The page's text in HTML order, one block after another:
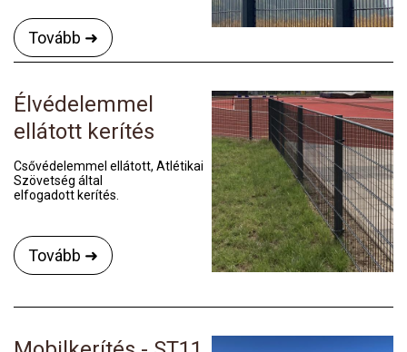
Tovább ➜
Élvédelemmel
ellátott kerítés
Csővédelemmel ellátott, Atlétikai
Szövetség által
elfogadott kerítés.
Tovább ➜